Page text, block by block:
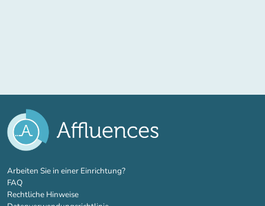
Arbeiten Sie in einer Einrichtung?(new tab)
FAQ
Rechtliche Hinweise